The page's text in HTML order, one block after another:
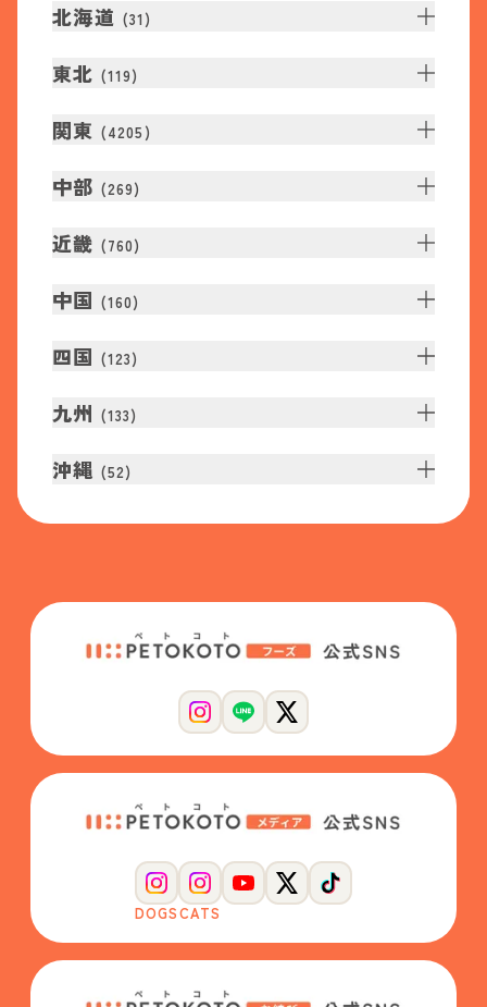
北海道 (31 )
東北 (119)
関東 (4205 )
中部 (269)
近畿 (760)
中国 (160)
四国 (123)
九州 (133)
沖縄 (52)
DOGSCATS